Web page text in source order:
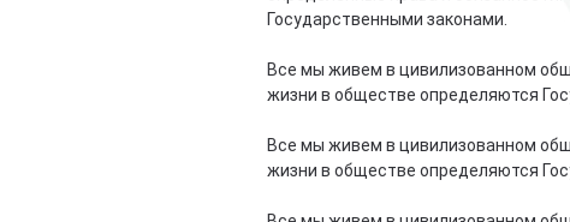
Государственными законами.
Все мы живем в цивилизованном
жизни в обществе определяются
Все мы живем в цивилизованном
жизни в обществе определяются